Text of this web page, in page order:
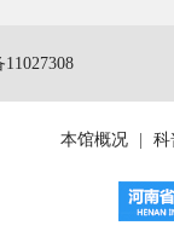
本馆概况